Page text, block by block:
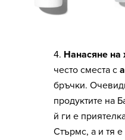
4. Нанасяне на
често сместа с
бръчки.
продуктите на
й ги е
Стърмс, а и тя